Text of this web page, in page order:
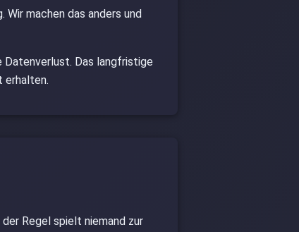
machen das anders und
Datenverlust. Das langfristige
erhalten.
Regel spielt niemand zur